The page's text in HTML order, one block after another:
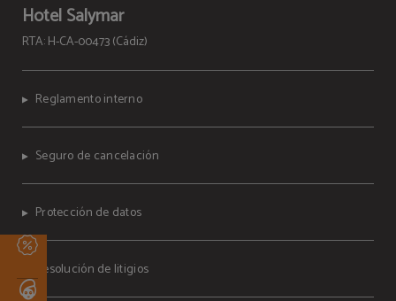
Hotel Salymar
RTA: H-CA-00473 (Cádiz)
Reglamento interno
Seguro de cancelación
Protección de datos
Resolución de litigios